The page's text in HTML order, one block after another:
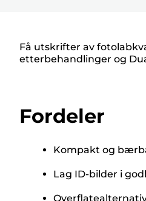
Få utskrifter av
etterbehandlinger og
Fordeler
Kompakt og
Lag ID-bilder i